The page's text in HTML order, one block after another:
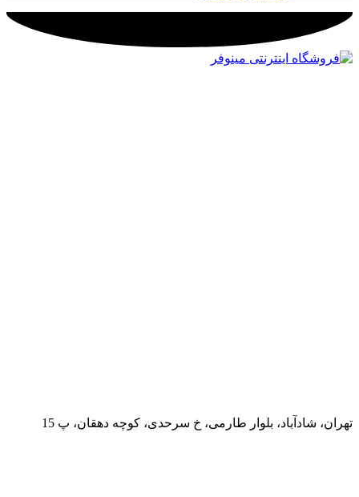
تهران، شادآباد، بلوار طارمی، خ سرحدی، کوچه دهقان، پ 15